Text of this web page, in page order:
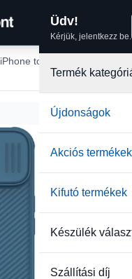
Üdv!
Kérjük, jelentkezz be.
Termék
Újdonságok
Akciós termékek
Kifutó termékek
Készülék
Szállítási díj
iPhone tokok